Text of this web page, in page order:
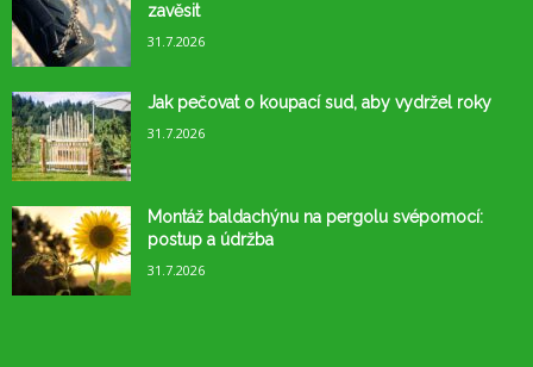
zavěsit
31.7.2026
Jak pečovat o koupací sud, aby vydržel roky
31.7.2026
Montáž baldachýnu na pergolu svépomocí:
postup a údržba
31.7.2026